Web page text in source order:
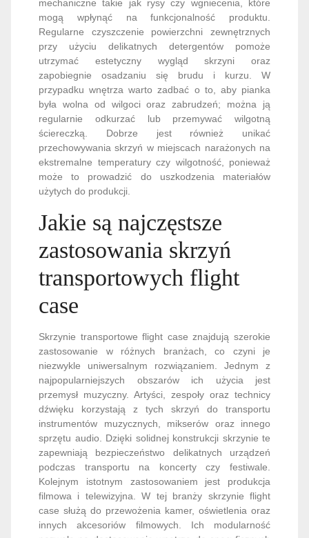
mechaniczne takie jak rysy czy wgniecenia, które
mogą wpłynąć na funkcjonalność produktu.
Regularne czyszczenie powierzchni zewnętrznych
przy użyciu delikatnych detergentów pomoże
utrzymać estetyczny wygląd skrzyni oraz
zapobiegnie osadzaniu się brudu i kurzu. W
przypadku wnętrza warto zadbać o to, aby pianka
była wolna od wilgoci oraz zabrudzeń; można ją
regularnie odkurzać lub przemywać wilgotną
ściereczką. Dobrze jest również unikać
przechowywania skrzyń w miejscach narażonych na
ekstremalne temperatury czy wilgotność, ponieważ
może to prowadzić do uszkodzenia materiałów
użytych do produkcji.
Jakie są najczęstsze
zastosowania skrzyń
transportowych flight
case
Skrzynie transportowe flight case znajdują szerokie
zastosowanie w różnych branżach, co czyni je
niezwykle uniwersalnym rozwiązaniem. Jednym z
najpopularniejszych obszarów ich użycia jest
przemysł muzyczny. Artyści, zespoły oraz technicy
dźwięku korzystają z tych skrzyń do transportu
instrumentów muzycznych, mikserów oraz innego
sprzętu audio. Dzięki solidnej konstrukcji skrzynie te
zapewniają bezpieczeństwo delikatnych urządzeń
podczas transportu na koncerty czy festiwale.
Kolejnym istotnym zastosowaniem jest produkcja
filmowa i telewizyjna. W tej branży skrzynie flight
case służą do przewożenia kamer, oświetlenia oraz
innych akcesoriów filmowych. Ich modularność